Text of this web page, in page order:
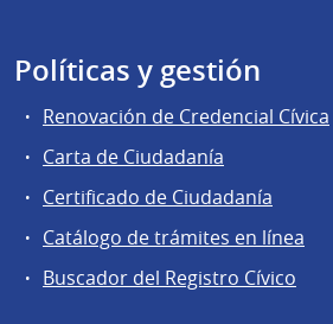
Políticas y gestión
Renovación de Credencial Cívica
Carta de Ciudadanía
Certificado de Ciudadanía
Catálogo de trámites en línea
Buscador del Registro Cívico